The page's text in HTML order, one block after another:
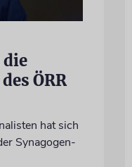
die
ÖRR
hat sich
Synagogen-